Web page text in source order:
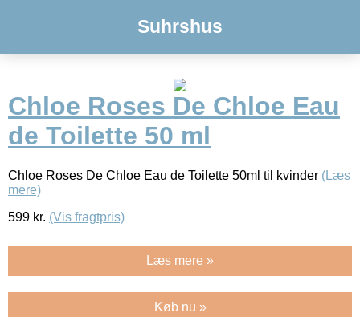
Suhrshus
Chloe Roses De Chloe Eau
de Toilette 50 ml
Chloe Roses De Chloe Eau de Toilette 50ml til kvinder (Læs
mere)
599 kr. (Vis fragtpris)
Læs mere »
Køb nu »